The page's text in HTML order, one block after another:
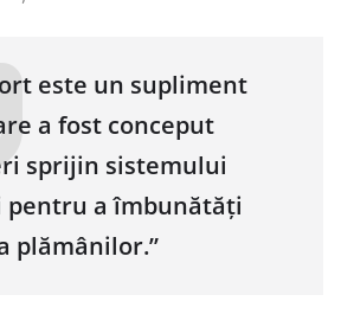
este un supliment
a fost conceput
sprijin sistemului
pentru a îmbunătăți
plămânilor.”